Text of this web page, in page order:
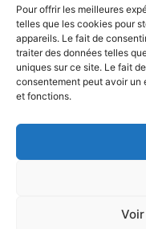
Pour offrir les meilleures
telles que les cookies pour
appareils. Le fait de
traiter des données telles
uniques sur ce site. Le fait
consentement peut avoir
et fonctions.
Ce site utilise
En savoir plus sur la